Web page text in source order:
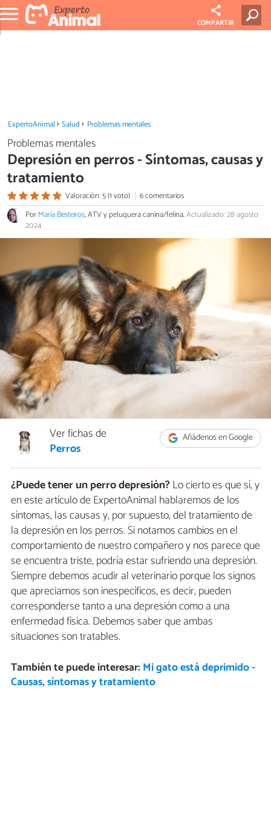
COMPARTIR
ExpertoAnimal Salud Problemas mentales
Problemas mentales
Depresión en perros - Síntomas, causas y
tratamiento
Valoración: 5 (1 voto)
6 comentarios
PorMaría Besteiros, ATV y peluquera canina/felina.Actualizado: 28 agosto
2024
Añádenos en Google
Ver fichas de
Perros
¿Puede tener un perro depresión?Lo cierto es que sí, y
en este artículo de ExpertoAnimal hablaremos de los
síntomas, las causas y, por supuesto, del tratamiento de
la depresión en los perros. Si notamos cambios en el
comportamiento de nuestro compañero y nos parece que
se encuentra triste, podría estar sufriendo una depresión.
Siempre debemos acudir al veterinario porque los signos
que apreciamos son inespecíficos, es decir, pueden
corresponderse tanto a una depresión como a una
enfermedad física. Debemos saber que ambas
situaciones son tratables.
También te puede interesar: Mi gato está deprimido -
Causas, síntomas y tratamiento